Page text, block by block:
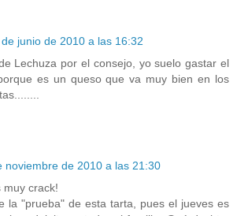
de junio de 2010 a las 16:32
Lechuza por el consejo, yo suelo gastar el
es un queso que va muy bien en los
noviembre de 2010 a las 21:30
muy crack!
la "prueba" de esta tarta, pues el jueves es